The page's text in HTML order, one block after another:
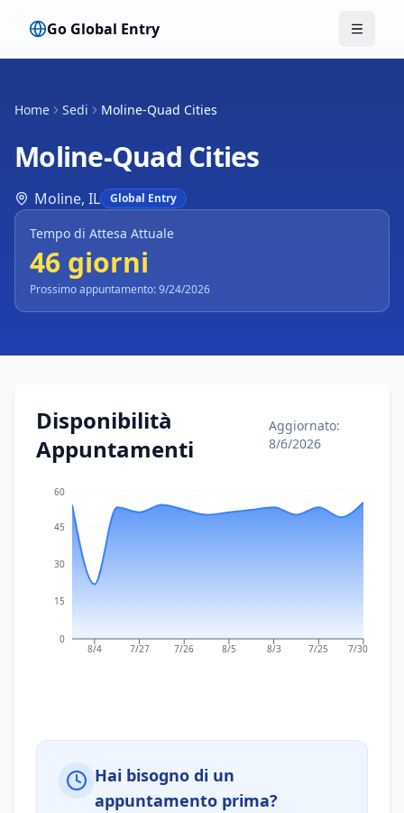
Go Global Entry Attiva
Home Sedi Moline-Quad Cities
Moline-Quad Cities
Moline, IL Global Entry
Tempo di Attesa Attuale
46 giorni
Prossimo appuntamento: 9/24/2026
Disponibilità
Appuntamenti
Aggiornato:
8/6/2026
8/4 7/27 7/26 8/5 8/3 7/25 7/30
0
15
30
45
60
Hai bisogno di un
appuntamento prima?